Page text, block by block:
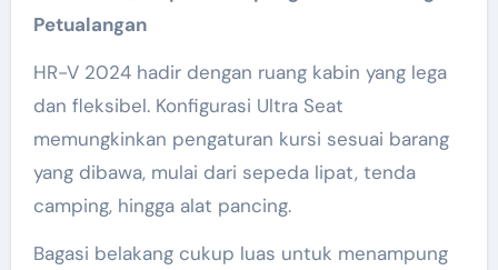
Petualangan
HR-V 2024 hadir dengan ruang kabin yang lega
dan fleksibel. Konfigurasi Ultra Seat
memungkinkan pengaturan kursi sesuai barang
yang dibawa, mulai dari sepeda lipat, tenda
camping, hingga alat pancing.
Bagasi belakang cukup luas untuk menampung